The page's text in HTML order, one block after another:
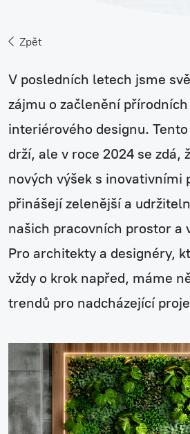
Zpět
V posledních letech jsme
zájmu o začlenění
interiérového designu.
drží, ale v roce 2024 se zdá,
nových výšek s inovativními
přinášejí zelenější a
našich pracovních prostor a
Pro architekty a designéry,
vždy o krok napřed, máme
trendů pro nadcházející